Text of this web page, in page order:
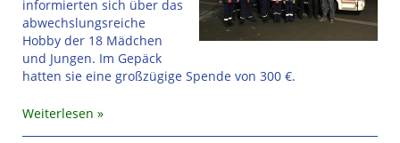
informierten sich über das
abwechslungsreiche
Hobby der 18 Mädchen
und Jungen. Im Gepäck
hatten sie eine großzügige Spende von 300 €.
Weiterlesen